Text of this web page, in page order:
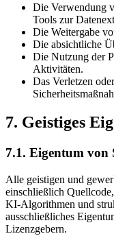
Die Verwendung
Tools zur
Die Weitergabe
Die absichtliche
Die Nutzung der
Aktivitäten.
Das Verletzen
7. Geistiges
7.1. Eigentum
Alle geistigen und
einschließlich
KI-Algorithmen und
ausschließliches
Lizenzgebern.